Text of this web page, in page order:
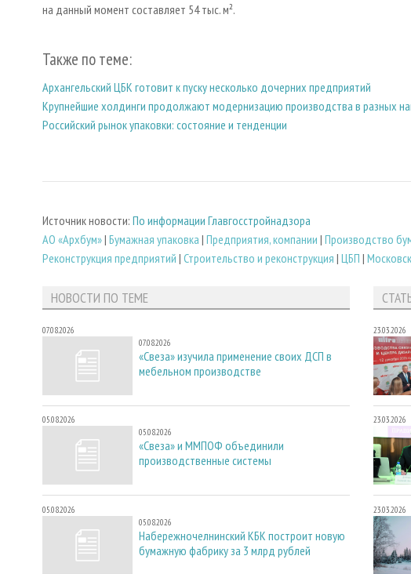
на данный момент составляет 54 тыс. м².
Также по теме:
Архангельский ЦБК готовит к пуску несколько дочерних предприятий
Крупнейшие холдинги продолжают модернизацию производства в разных
Российский рынок упаковки: состояние и тенденции
Источник новости: По информации Главгосстройнадзора
АО «Архбум»| Бумажная упаковка | Предприятия, компании | Производство
Реконструкция предприятий | Строительство и реконструкция | ЦБП |
НОВОСТИ ПО ТЕМЕ
07.08.2026
07.08.2026
«Свеза» изучила применение своих ДСП в
мебельном производстве
05.08.2026
05.08.2026
«Свеза» и ММПОФ объединили
производственные системы
05.08.2026
05.08.2026
Набережночелнинский КБК построит новую
бумажную фабрику за 3 млрд рублей
23.03.2026
23.03.2026
23.03.2026